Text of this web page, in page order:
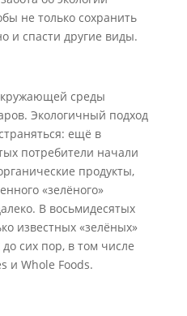
не только сохранить
и спасти другие виды.
среды
Экологичный подход
ещё в
потребители начали
продукты,
«зелёного»
В восьмидесятых
известных «зелёных»
сих пор, в том числе
и Whole Foods.